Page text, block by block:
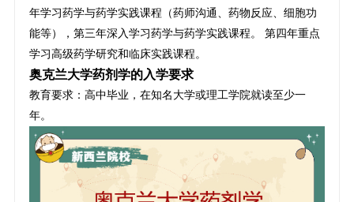
年学习药学与药学实践课程（药师沟通、药物反应、细胞功
能等），第三年深入学习药学与药学实践课程。 第四年重点
学习高级药学研究和临床实践课程。
奥克兰大学药剂学的入学要求
教育要求：高中毕业，在知名大学或理工学院就读至少一
年。